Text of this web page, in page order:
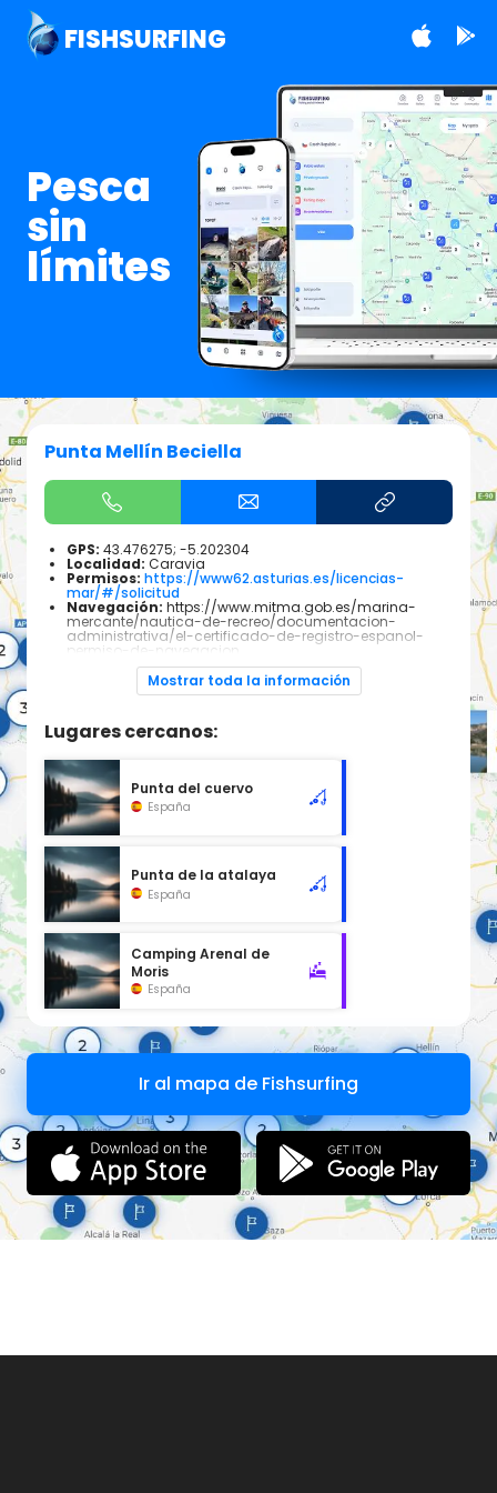
FISHSURFING
Pesca
sin
límites
Punta Mellín Beciella
GPS: 43.476275; -5.202304
Localidad: Caravia
Permisos: https://www62.asturias.es/licencias-
mar/#/solicitud
Navegación: https://www.mitma.gob.es/marina-
mercante/nautica-de-recreo/documentacion-
administrativa/el-certificado-de-registro-espanol-
permiso-de-navegacion
Especies piscícolas:Todas las especies pescables
que habitan el mar Cantábrico. Dependiendo de las
épocas del año será mas común encontrar unas u
Una zona con mayor profundidad de lo que suele ser
habitual y por ello escondiendo sin duda grandes peces!
Mostrar toda la información
Lugares cercanos:
Punta del cuervo
España
Punta de la atalaya
España
Camping Arenal de
Moris
España
Ir al mapa de Fishsurfing